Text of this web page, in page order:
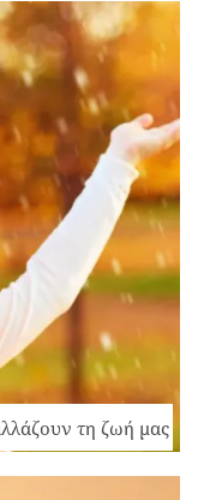
τη ζωή μας